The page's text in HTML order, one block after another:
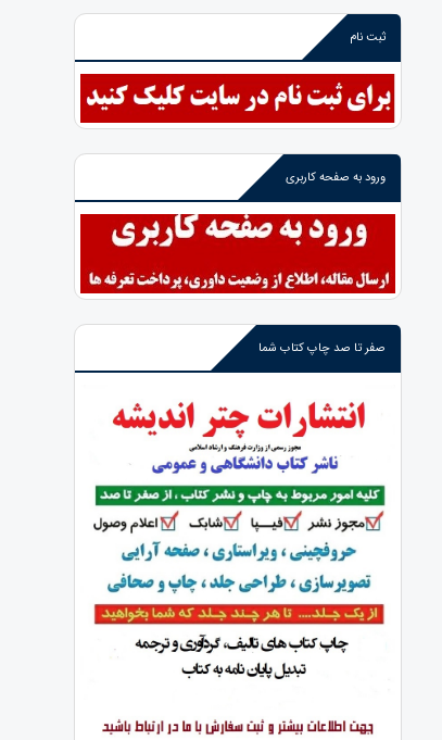
ثبت نام
ورود به صفحه کاربری
صفر تا صد چاپ کتاب شما